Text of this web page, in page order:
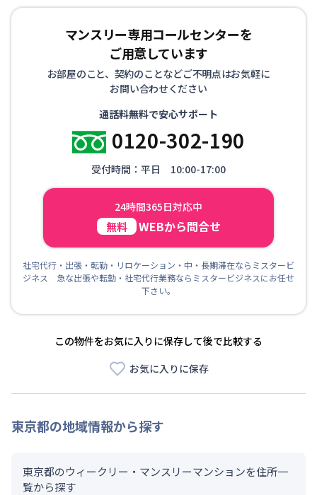
マンスリー専用コールセンターを
ご用意しています
お部屋のこと、契約のことなどご不明点はお気軽に
お問い合わせください
通話料無料で安心サポート
0120-302-190
受付時間：平日 10:00-17:00
24時間365日対応中
無料 WEBから問合せ
社宅代行・出張・転勤・リロケーション・中・長期滞在ならミスタービ
ジネス 急な出張や転勤・社宅代行業務ならミスタービジネスにお任せ
下さい。
この物件をお気に入りに保存して後で比較する
お気に入りに保存
東京都の地域情報から探す
東京都のウィークリー・マンスリーマンションを住所一
覧から探す